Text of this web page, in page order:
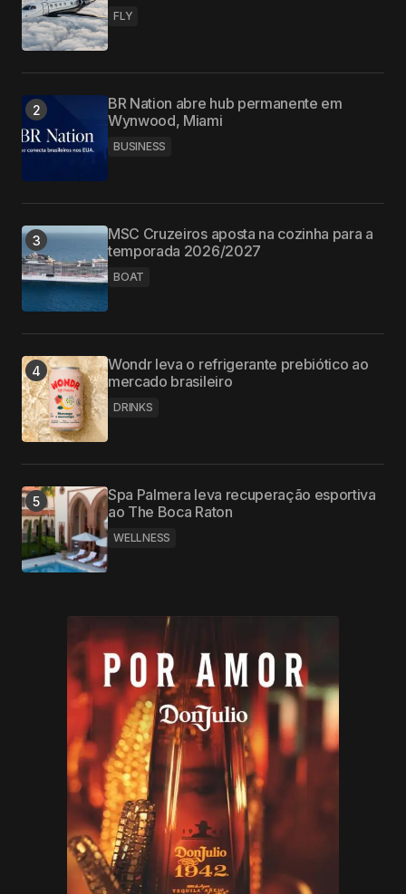
FLY
BR Nation abre hub permanente em
Wynwood, Miami
BUSINESS
MSC Cruzeiros aposta na cozinha para a
temporada 2026/2027
BOAT
Wondr leva o refrigerante prebiótico ao
mercado brasileiro
DRINKS
Spa Palmera leva recuperação esportiva
ao The Boca Raton
WELLNESS